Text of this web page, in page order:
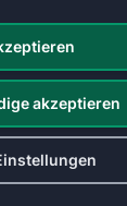
akzeptieren